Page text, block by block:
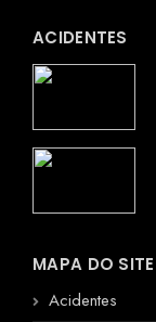
ACIDENTES
MAPA DO SITE
Acidentes